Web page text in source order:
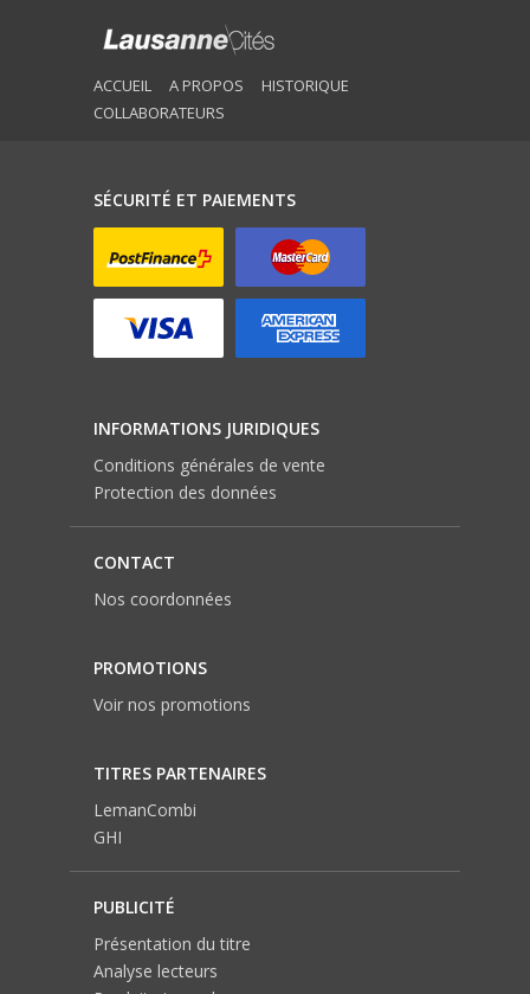
ACCUEIL A PROPOS
HISTORIQUE
COLLABORATEURS
SÉCURITÉ ET PAIEMENTS
INFORMATIONS JURIDIQUES
Conditions générales de vente
Protection des données
CONTACT
Nos coordonnées
PROMOTIONS
Voir nos promotions
TITRES PARTENAIRES
LemanCombi
GHI
PUBLICITÉ
Présentation du titre
Analyse lecteurs